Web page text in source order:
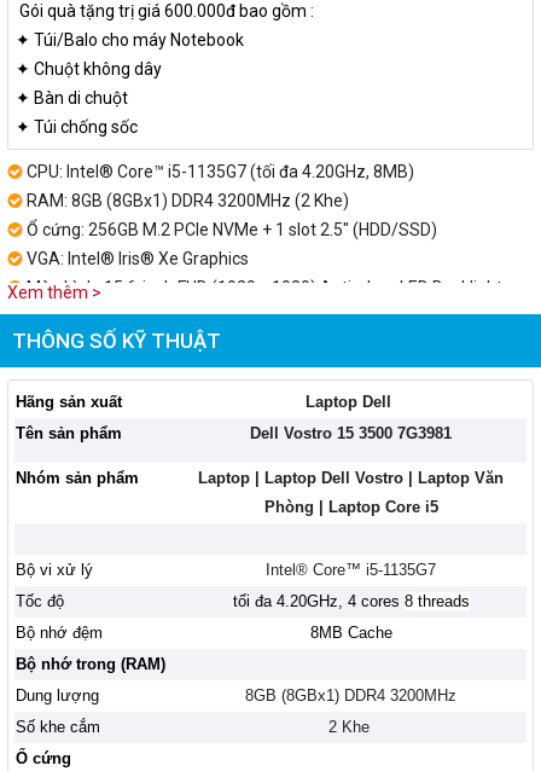
Gói quà tặng trị giá 600.000đ bao gồm :
✦ Túi/Balo cho máy Notebook
✦ Chuột không dây
✦ Bàn di chuột
✦ Túi chống sốc
CPU: Intel® Core™ i5-1135G7 (tối đa 4.20GHz, 8MB)
RAM: 8GB (8GBx1) DDR4 3200MHz (2 Khe)
Ổ cứng: 256GB M.2 PCIe NVMe + 1 slot 2.5" (HDD/SSD)
VGA: Intel® Iris® Xe Graphics
Màn hình: 15.6-inch FHD (1920 x 1080) Anti-glare LED Backlight
Pin: 3-cell, 42 WHr
Cân nặng: 1.78 kg
Màu sắc: Đen
OS: Windows 10 Home SL
Xem thêm >
THÔNG SỐ KỸ THUẬT
Hãng sản xuất
Laptop Dell
Tên sản phẩm
Dell Vostro 15 3500 7G3981
Nhóm sản phẩm
Laptop | Laptop Dell Vostro | Laptop Văn
Phòng | Laptop Core i5
Bộ vi xử lý
Intel® Core™ i5-1135G7
Tốc độ
tối đa 4.20GHz, 4 cores 8 threads
Bộ nhớ đệm
8MB Cache
Bộ nhớ trong (RAM)
Dung lượng
8GB (8GBx1) DDR4 3200MHz
Số khe cắm
2 Khe
Ổ cứng